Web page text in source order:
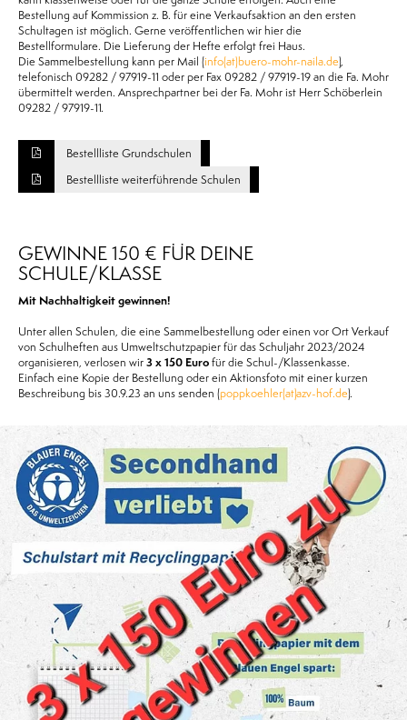
Bestellung auf Kommission z. B. für eine Verkaufsaktion an den ersten
Schultagen ist möglich. Gerne veröffentlichen wir hier die
Bestellformulare. Die Lieferung der Hefte erfolgt frei Haus.
Die Sammelbestellung kann per Mail (info(at)buero-mohr-naila.de),
telefonisch 09282 / 97919-11 oder per Fax 09282 / 97919-19 an die Fa. Mohr
übermittelt werden. Ansprechpartner bei der Fa. Mohr ist Herr Schöberlein
09282 / 97919-11.
Bestellliste Grundschulen
Bestellliste weiterführende Schulen
GEWINNE 150 € FÜR DEINE
SCHULE/KLASSE
Mit Nachhaltigkeit gewinnen!
Unter allen Schulen, die eine Sammelbestellung oder einen vor Ort Verkauf
von Schulheften aus Umweltschutzpapier für das Schuljahr 2023/2024
organisieren, verlosen wir 3 x 150 Euro für die Schul-/Klassenkasse.
Einfach eine Kopie der Bestellung oder ein Aktionsfoto mit einer kurzen
Beschreibung bis 30.9.23 an uns senden (poppkoehler(at)azv-hof.de).